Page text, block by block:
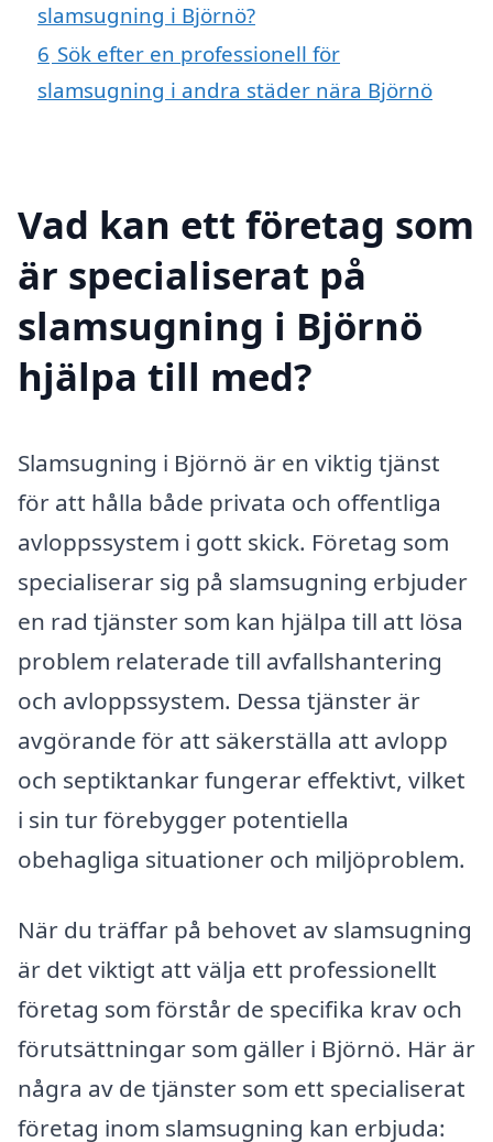
slamsugning i Björnö?
6 Sök efter en professionell för
slamsugning i andra städer nära Björnö
Vad kan ett företag som
är specialiserat på
slamsugning i Björnö
hjälpa till med?
Slamsugning i Björnö är en viktig tjänst
för att hålla både privata och offentliga
avloppssystem i gott skick. Företag som
specialiserar sig på slamsugning erbjuder
en rad tjänster som kan hjälpa till att lösa
problem relaterade till avfallshantering
och avloppssystem. Dessa tjänster är
avgörande för att säkerställa att avlopp
och septiktankar fungerar effektivt, vilket
i sin tur förebygger potentiella
obehagliga situationer och miljöproblem.
När du träffar på behovet av slamsugning
är det viktigt att välja ett professionellt
företag som förstår de specifika krav och
förutsättningar som gäller i Björnö. Här är
några av de tjänster som ett specialiserat
företag inom slamsugning kan erbjuda: